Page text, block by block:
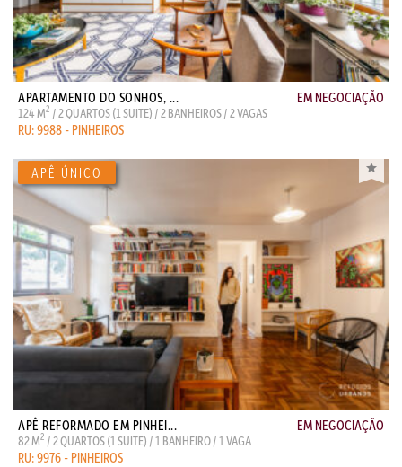
APARTAMENTO DO SONHOS, ... EM NEGOCIAÇÃO
124 M2 / 2 QUARTOS (1 SUITE) / 2 BANHEIROS / 2 VAGAS
RU: 9988 - PINHEIROS
APÊ REFORMADO EM PINHEI... EM NEGOCIAÇÃO
82 M2 / 2 QUARTOS (1 SUITE) / 1 BANHEIRO / 1 VAGA
RU: 9976 - PINHEIROS